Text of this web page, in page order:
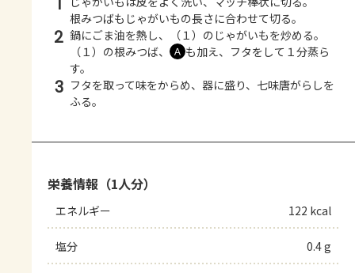
根みつばもじゃがいもの長さに合わせて切る。
2 鍋にごま油を熱し、（１）のじゃがいもを炒める。
（１）の根みつば、
Ａ も加え、フタをして１分蒸ら
す。
3 フタを取って味をからめ、器に盛り、七味唐がらしを
ふる。
栄養情報（1人分）
エネルギー 122 kcal
塩分 0.4 g